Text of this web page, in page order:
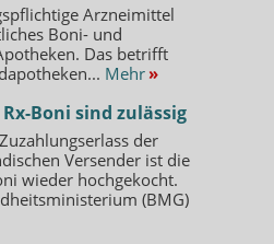
Arzneimittel
Boni- und
Das betrifft
Mehr »
Rx-Boni sind zulässig
der
Versender ist die
wieder hochgekocht.
(BMG)